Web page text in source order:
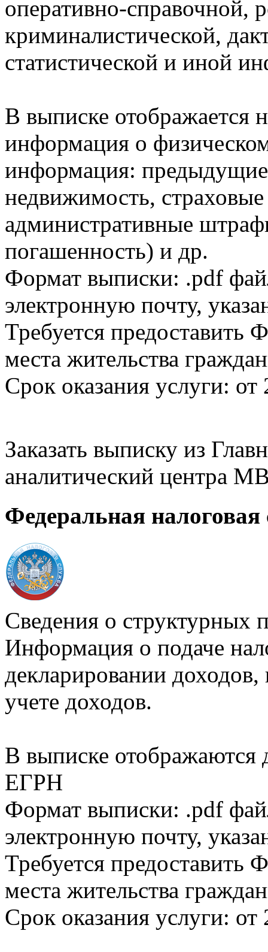
оперативно-справочной,
криминалистической,
статистической и иной
В выписке отображается
информация о
информация:
недвижимость,
административные
погашенность) и др.
Формат выписки: .pdf
электронную почту,
Требуется
места жительства
Срок оказания услуги: от
Заказать выписку из
аналитический центра
Федеральная налоговая
Сведения о структурных
Информация о подаче
декларировании доходов,
учете доходов.
В выписке
ЕГРН
Формат выписки: .pdf
электронную почту,
Требуется
места жительства
Срок оказания услуги: от